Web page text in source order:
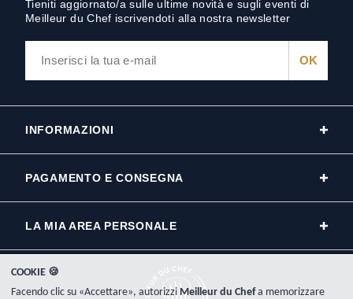
Tieniti aggiornato/a sulle ultime novità e sugli eventi di
Meilleur du Chef iscrivendoti alla nostra newsletter
INFORMAZIONI
PAGAMENTO E CONSEGNA
LA MIA AREA PERSONALE
COOKIE 🍪
Facendo clic su «Accettare», autorizzi Meilleur du Chefa memorizzare